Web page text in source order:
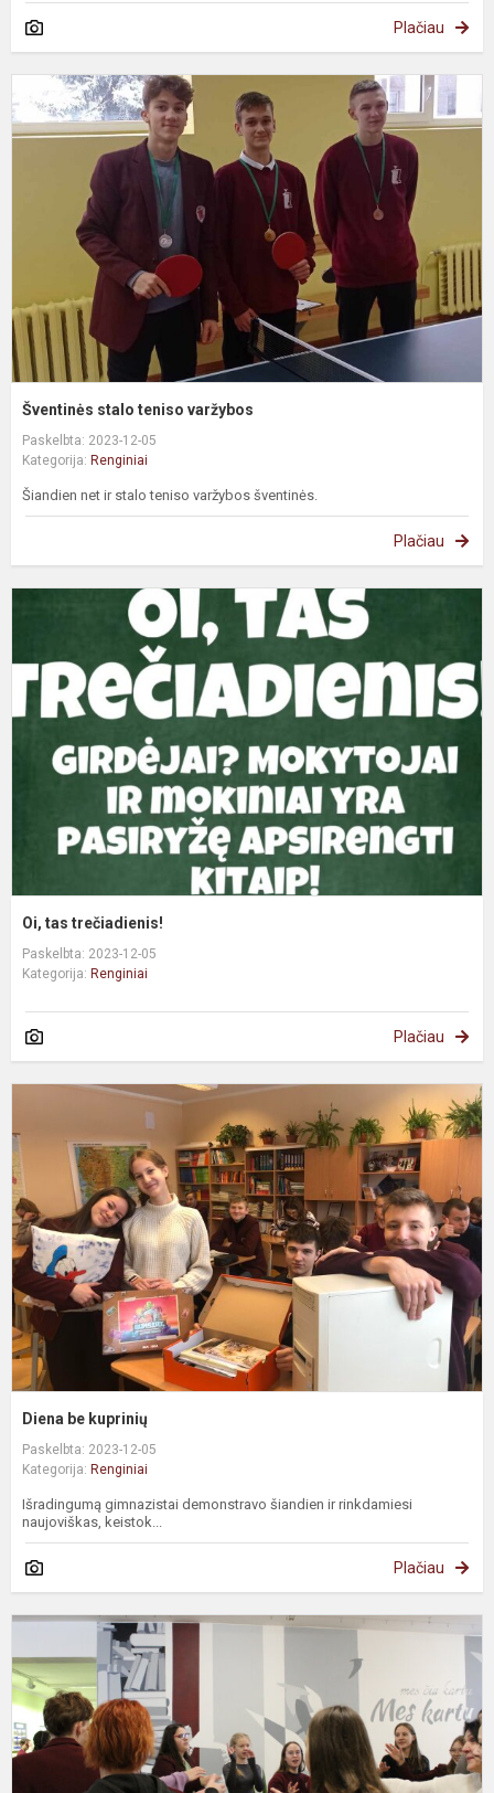
Plačiau
Šventinės stalo teniso varžybos
Paskelbta: 2023-12-05
Kategorija: Renginiai
Šiandien net ir stalo teniso varžybos šventinės.
Plačiau
Oi, tas trečiadienis!
Paskelbta: 2023-12-05
Kategorija: Renginiai
Plačiau
Diena be kuprinių
Paskelbta: 2023-12-05
Kategorija: Renginiai
Išradingumą gimnazistai demonstravo šiandien ir rinkdamiesi
naujoviškas, keistok...
Plačiau